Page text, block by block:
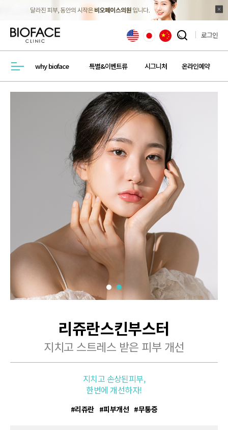
검색창 열기
로그인
메뉴열기why bioface 특별&이벤트류 시그니처 온라인예약
리쥬란스킨부스터
지치고 스트레스 받은 피부 개선
지치고 손상된피부,
한번에 개선하자!
리쥬란 피부개선 무통증